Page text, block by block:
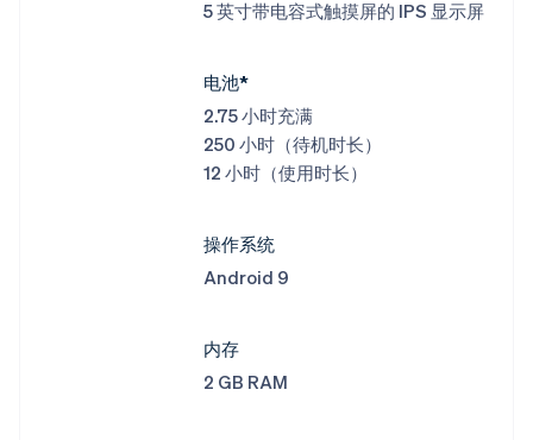
5 英寸带电容式触摸屏的 IPS 显示屏
电池*
2.75 小时充满
250 小时（待机时长）
12 小时（使用时长）
操作系统
Android 9
内存
2 GB RAM